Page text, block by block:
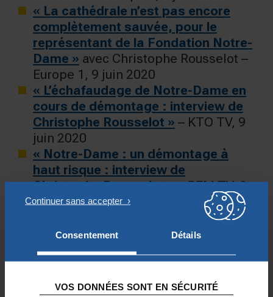
Consentement Détails
VOS DONNÉES SONT EN SÉCURITÉ
« La cathédrale n’est pas encore
complètement sauvée, pour le
représentant de la Fondation Notre-
Dame » avec Christophe Rousselot –
Europe 1, 9 juin 2020
« L’échafaudage de Notre-Dame en
cours de démontage : interview de
Christophe Rousselot » – KTO TV, 9
juin 2020
« Notre-Dame : un démontage à
haut risque : interview de
Christophe Rousselot »– BFM TV, 9
juin 2020
« Coronavirus : le chantier de Notre-
Dame reprendra progressivement à
partir du 27 avril »
Rousselot – Europe 1, 23 avril 2020
« Notre-Dame : les promesses de